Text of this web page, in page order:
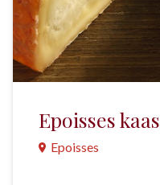
Epoisses kaas
Epoisses